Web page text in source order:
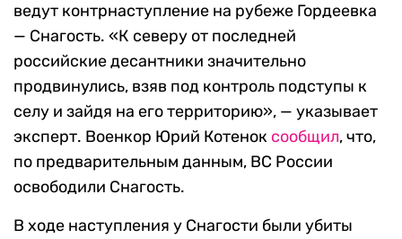
ведут контрнаступление на рубеже Гордеевка
— Снагость. «К северу от последней
российские десантники значительно
продвинулись, взяв под контроль подступы к
селу и зайдя на его территорию», — указывает
эксперт. Военкор Юрий Котенок сообщил, что,
по предварительным данным, ВС России
освободили Снагость.
В ходе наступления у Снагости были убиты